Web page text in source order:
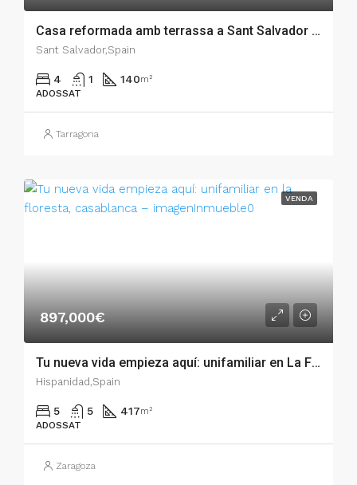
Casa reformada amb terrassa a Sant Salvador – 011.02263
Sant Salvador,Spain
4 1 140m²
ADOSSAT
Tarragona
VENDA
897,000€
Tu nueva vida empieza aquí: unifamiliar en La Floresta, Casablanca – 53480
Hispanidad,Spain
5 5 417m²
ADOSSAT
Zaragoza